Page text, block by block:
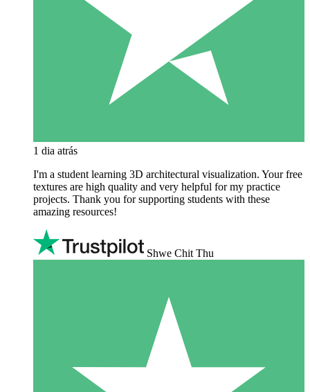
1 dia atrás
I'm a student learning 3D architectural visualization. Your free
textures are high quality and very helpful for my practice
projects. Thank you for supporting students with these
amazing resources!
Shwe Chit Thu